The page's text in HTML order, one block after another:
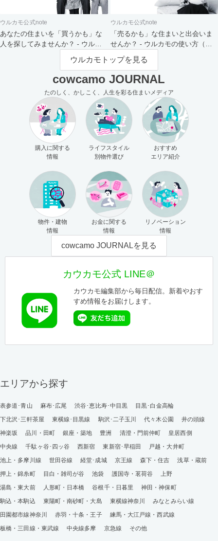
ウルカモ公式note
あなたの住まいを「買うかも」な
人を探してみませんか？ - ウルカ
ウルカモ公式note
「売るかも」な住まいと出会いま
せんか？ - ウルカモの使い方（買
主さま向け）
ウルカモトップを見る
cowcamo JOURNAL
たのしく、かしこく、人生を彩る住まいメディア
購入に関する
情報
ライフスタイル
別物件選び
おすすめ
エリア紹介
物件・建物
情報
お金に関する
情報
リノベーション
情報
cowcamo JOURNALを見る
カウカモ公式 LINE＠
カウカモ編集部から毎日配信。新着やおす
すめ情報をお届けします。
エリアから探す
表参道･青山 麻布･広尾 渋谷･恵比寿･中目黒
目黒･白金高輪
下北沢･三軒茶屋
東横線･目黒線 駒沢･二子玉川 代々木公園
井の頭線
神楽坂
品川・田町 銀座・築地 豊洲 清澄・門前仲町
皇居西側
中央線
千駄ヶ谷･四ッ谷 西新宿 東新宿･早稲田
戸越・大井町
池上・多摩川線
世田谷線 経堂･成城 京王線 森下・住吉
浅草・蔵前
押上・錦糸町
目白・雑司が谷 池袋 護国寺・茗荷谷
上野
湯島・東大前
人形町・日本橋 谷根千・日暮里
神田・神保町
駒込・本駒込
東陽町・南砂町・大島 東横線神奈川
みなとみらい線
田園都市線神奈川
赤羽・十条・王子
練馬・大江戸線・西武線
板橋・三田線・東武線
中央線多摩 京急線 その他